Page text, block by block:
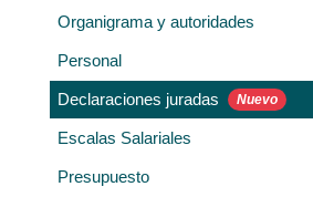
Organigrama y autoridades
Personal
Declaraciones juradas
Escalas Salariales
Presupuesto